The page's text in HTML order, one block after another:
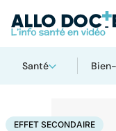
Santé
Accueil SantéSociétéJustice
EFFET SECONDAIRE